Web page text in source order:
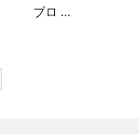
ブロ ...